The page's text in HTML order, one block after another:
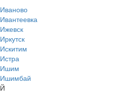
Иваново
Ивантеевка
Ижевск
Иркутск
Искитим
Истра
Ишим
Ишимбай
Й